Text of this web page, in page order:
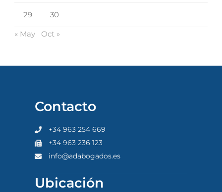
29 30
« May Oct »
Contacto
+34 963 254 669
+34 963 236 123
info@adabogados.es
Ubicación